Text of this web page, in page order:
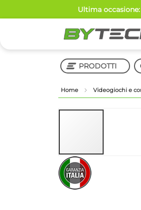
contenuto
Ultima
PRODOTTI
Shop in Shop
Home Videogiochi e
Vai
galleria
di
immagini
Vai
all'inizio
della
galleria